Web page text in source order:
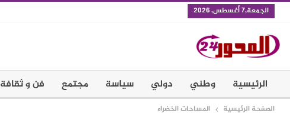
الجمعة,7 أغسطس, 2026
الرئيسية وطني دولي سياسة مجتمع فن و ثقافة
الصفحة الرئيسية المساحات الخضراء